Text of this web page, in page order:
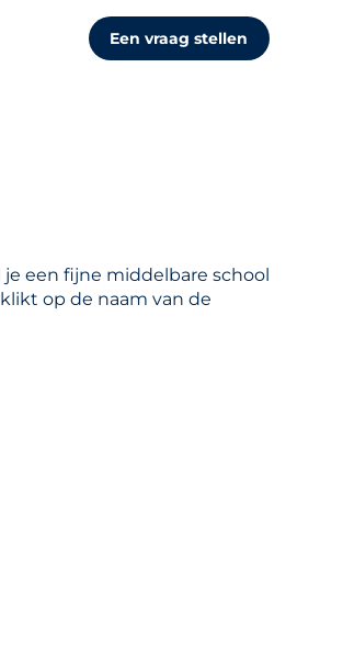
Een vraag stellen
een fijne middelbare school
op de naam van de